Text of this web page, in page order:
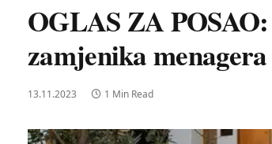
OGLAS ZA
zamjenika menagera
13.11.2023 1 Min Read